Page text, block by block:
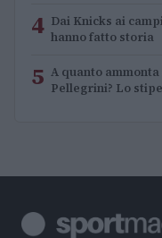
4 Dai Knicks ai
hanno fatto storia
5 A quanto
Pellegrini? Lo